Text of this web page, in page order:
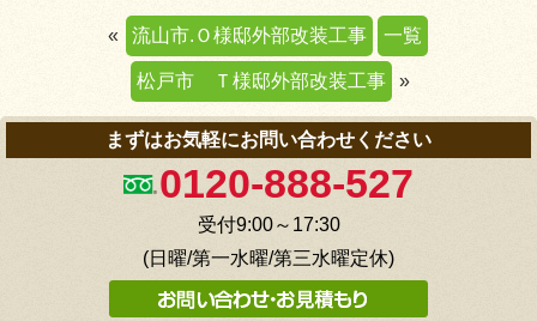
« 流山市.Ｏ様邸外部改装工事 一覧
松戸市 Ｔ様邸外部改装工事 »
まずはお気軽にお問い合わせください
0120-888-527
受付9:00～17:30
(日曜/第一水曜/第三水曜定休)